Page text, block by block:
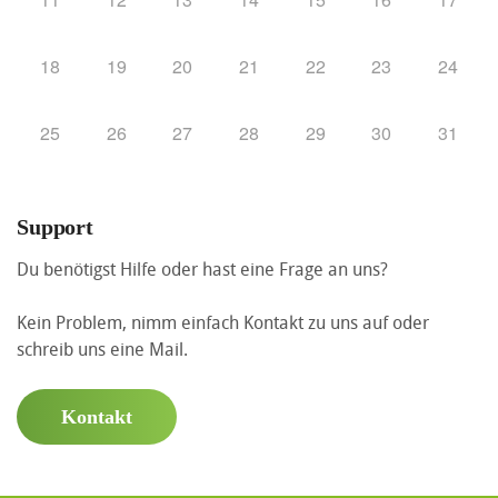
18 19 20 21 22 23 24
25 26 27 28 29 30 31
Support
Du benötigst Hilfe oder hast eine Frage an uns?
Kein Problem, nimm einfach Kontakt zu uns auf oder
schreib uns eine Mail.
Kontakt